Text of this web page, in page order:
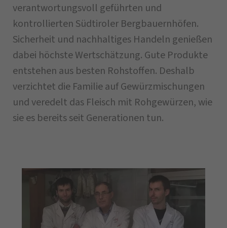
verantwortungsvoll geführten und
kontrollierten Südtiroler Bergbauernhöfen.
Sicherheit und nachhaltiges Handeln genießen
dabei höchste Wertschätzung. Gute Produkte
entstehen aus besten Rohstoffen. Deshalb
verzichtet die Familie auf Gewürzmischungen
und veredelt das Fleisch mit Rohgewürzen, wie
sie es bereits seit Generationen tun.